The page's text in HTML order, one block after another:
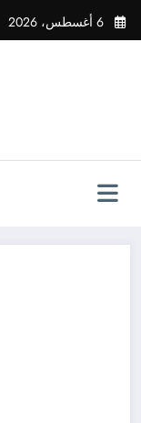
التجاوز
إلى
6 أغسطس، 2026